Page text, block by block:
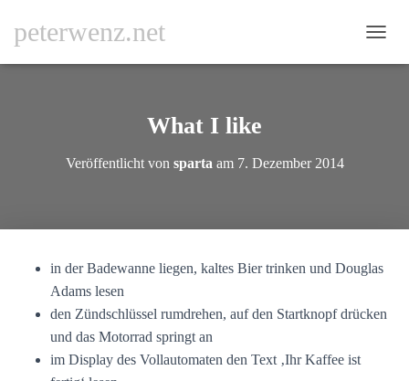
peterwenz.net
A
C
What I like
Veröffentlicht von sparta am 7. Dezember 2014
in der Badewanne liegen, kaltes Bier trinken und Douglas
Adams lesen
den Zündschlüssel rumdrehen, auf den Startknopf drücken
und das Motorrad springt an
im Display des Vollautomaten den Text ‚Ihr Kaffee ist